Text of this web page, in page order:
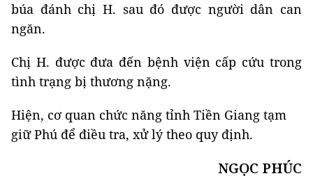
búa đánh chị H. sau đó được người dân can
ngăn.
Chị H. được đưa đến bệnh viện cấp cứu trong
tình trạng bị thương nặng.
Hiện, cơ quan chức năng tỉnh Tiền Giang tạm
giữ Phú để điều tra, xử lý theo quy định.
NGỌC PHÚC